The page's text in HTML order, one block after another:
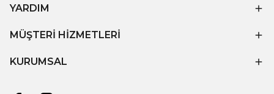
YARDIM
MÜŞTERİ HİZMETLERİ
KURUMSAL